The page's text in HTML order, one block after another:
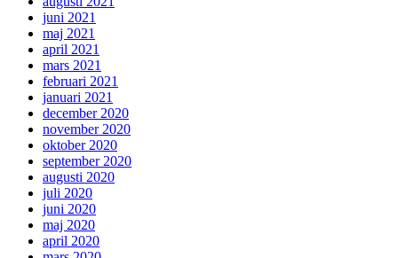
juni 2021
maj 2021
april 2021
mars 2021
februari 2021
januari 2021
december 2020
november 2020
oktober 2020
september 2020
augusti 2020
juli 2020
juni 2020
maj 2020
april 2020